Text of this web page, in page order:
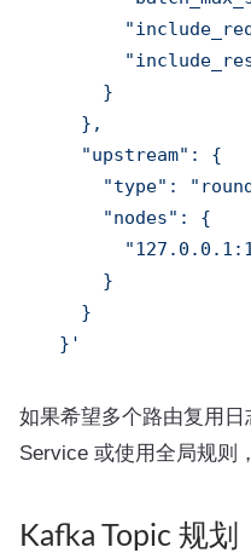
      }
    },
    "upstream": {
"type":
      "nodes": {
      }
    }
  }'
如果希望多个路由复用
Service 或使用全局规则
Kafka Topic 规划